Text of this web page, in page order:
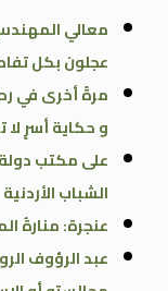
معالي
عجلون بكل
و حكاية أسرٍ
على مكتب
الشباب الأردنية
عنجرة: منارةُ
عبد الرؤوف